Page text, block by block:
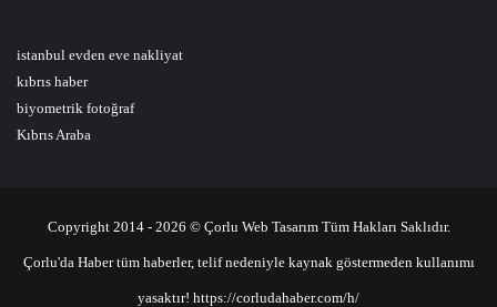
istanbul evden eve nakliyat
kıbrıs haber
biyometrik fotoğraf
Kıbrıs Araba
Copyright 2014 - 2026 © Çorlu Web Tasarım Tüm Hakları Saklıdır.
Çorlu'da Haber tüm haberler, telif nedeniyle kaynak göstermeden kullanımı
yasaktır! https://corludahaber.com/h/